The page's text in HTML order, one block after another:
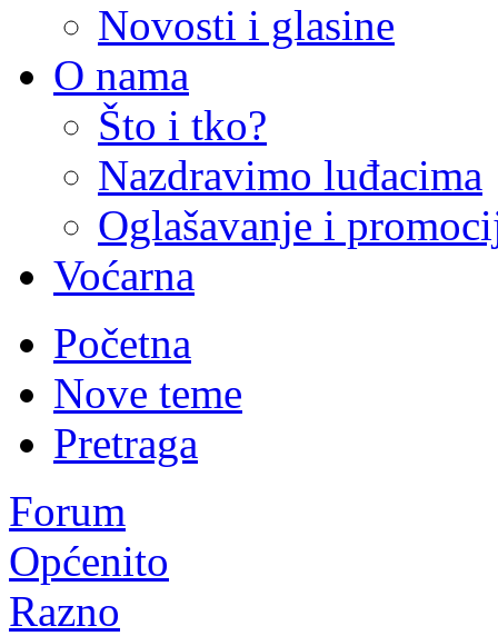
Novosti i glasine
O nama
Što i tko?
Nazdravimo luđacima
Oglašavanje i
Voćarna
Početna
Nove teme
Pretraga
Forum
Općenito
Razno